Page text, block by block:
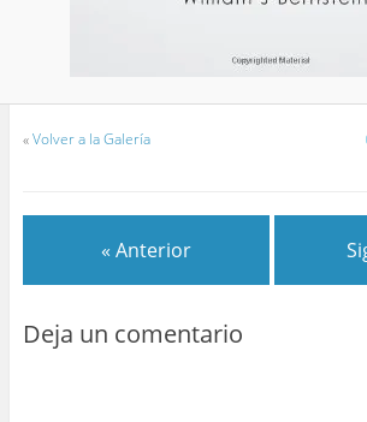
«Volver a la Galería
« Anterior
Deja un comentario